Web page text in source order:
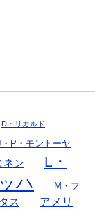
D・リカルド
P・モントーヤ
ネン
L・
ハ
M・フ
ス
アメリ